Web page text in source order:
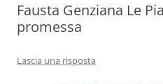
Fausta Genziana Le
promessa
Lascia una risposta